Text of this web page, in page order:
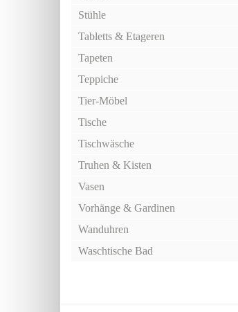
Stühle
Tabletts & Etageren
Tapeten
Teppiche
Tier-Möbel
Tische
Tischwäsche
Truhen & Kisten
Vasen
Vorhänge & Gardinen
Wanduhren
Waschtische Bad